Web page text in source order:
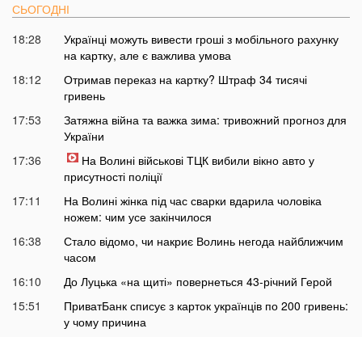
СЬОГОДНІ
18:28
Українці можуть вивести гроші з мобільного рахунку
на картку, але є важлива умова
18:12
Отримав переказ на картку? Штраф 34 тисячі
гривень
17:53
Затяжна війна та важка зима: тривожний прогноз для
України
17:36
На Волині військові ТЦК вибили вікно авто у
присутності поліції
17:11
На Волині жінка під час сварки вдарила чоловіка
ножем: чим усе закінчилося
16:38
Стало відомо, чи накриє Волинь негода найближчим
часом
16:10
До Луцька «на щиті» повернеться 43-річний Герой
15:51
ПриватБанк списує з карток українців по 200 гривень:
у чому причина